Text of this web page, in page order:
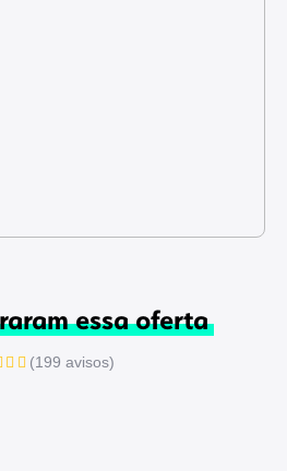
essa oferta
(199 avisos)